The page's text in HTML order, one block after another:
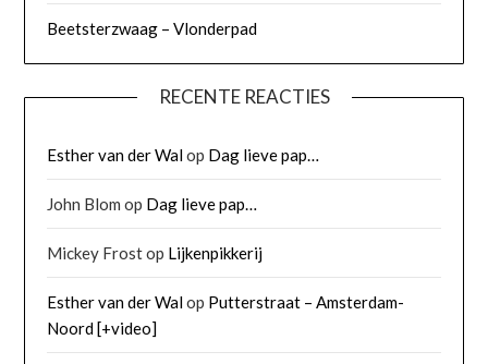
Beetsterzwaag – Vlonderpad
RECENTE REACTIES
Esther van der Walop Dag lieve pap…
John Blom op Dag lieve pap…
Mickey Frostop Lijkenpikkerij
Esther van der Walop Putterstraat – Amsterdam-
Noord [+video]